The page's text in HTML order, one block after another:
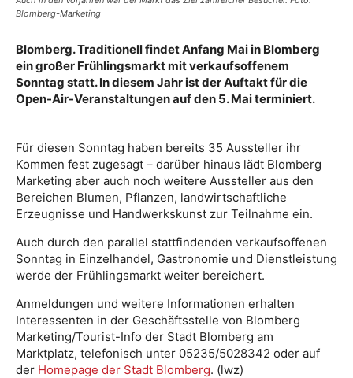
Blomberg-Marketing
Blomberg. Traditionell findet Anfang Mai in Blomberg
ein großer Frühlingsmarkt mit verkaufsoffenem
Sonntag statt. In diesem Jahr ist der Auftakt für die
Open-Air-Veranstaltungen auf den 5. Mai terminiert.
Für diesen Sonntag haben bereits 35 Aussteller ihr
Kommen fest zugesagt – darüber hinaus lädt Blomberg
Marketing aber auch noch weitere Aussteller aus den
Bereichen Blumen, Pflanzen, landwirtschaftliche
Erzeugnisse und Handwerkskunst zur Teilnahme ein.
Auch durch den parallel stattfindenden verkaufsoffenen
Sonntag in Einzelhandel, Gastronomie und Dienstleistung
werde der Frühlingsmarkt weiter bereichert.
Anmeldungen und weitere Informationen erhalten
Interessenten in der Geschäftsstelle von Blomberg
Marketing/Tourist-Info der Stadt Blomberg am
Marktplatz, telefonisch unter 05235/5028342 oder auf
der Homepage der Stadt Blomberg. (lwz)